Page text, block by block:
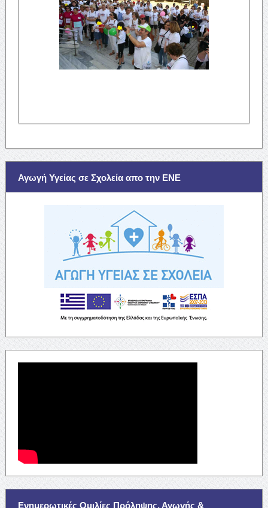
Αγωγή Υγείας σε Σχολεία απο την ΕΝΕ
Ενημερωτικές Ομιλίες Πρόληψης, Αγωγής &